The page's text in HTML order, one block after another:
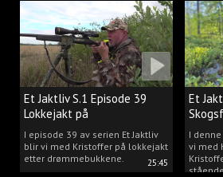
25:45
Et Jaktliv S.1 Episode 39
Lokkejakt på
drømmebukkene
I episode 39 av serien Et Jaktliv
blir vi med Kristoffer på lokkejakt
etter drømmebukkene.
Et
hunder.
I
vi med